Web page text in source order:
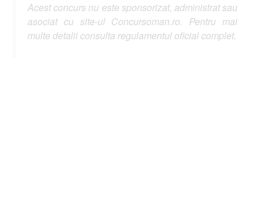
Acest concurs nu este sponsorizat, administrat sau
asociat cu site-ul Concursoman.ro. Pentru mai
multe detalii consulta regulamentul oficial complet.